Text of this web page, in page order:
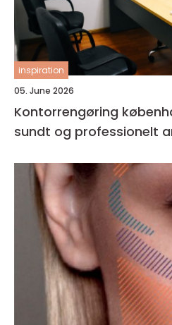
inspiration
05. June 2026
Kontorrengøring københavn sådan
sundt og professionelt